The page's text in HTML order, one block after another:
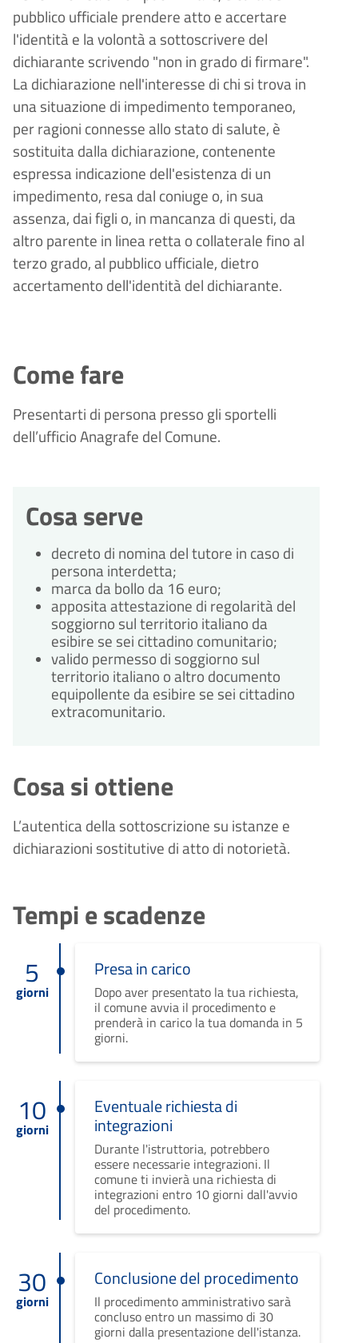
pubblico ufficiale prendere atto e accertare
l'identità e la volontà a sottoscrivere del
dichiarante scrivendo "non in grado di firmare".
La dichiarazione nell'interesse di chi si trova in
una situazione di impedimento temporaneo,
per ragioni connesse allo stato di salute, è
sostituita dalla dichiarazione, contenente
espressa indicazione dell'esistenza di un
impedimento, resa dal coniuge o, in sua
assenza, dai figli o, in mancanza di questi, da
altro parente in linea retta o collaterale fino al
terzo grado, al pubblico ufficiale, dietro
accertamento dell'identità del dichiarante.
Come fare
Presentarti di persona presso gli sportelli
dell’ufficio Anagrafe del Comune.
Cosa serve
decreto di nomina del tutore in caso di
persona interdetta;
marca da bollo da 16 euro;
apposita attestazione di regolarità del
soggiorno sul territorio italiano da
esibire se sei cittadino comunitario;
valido permesso di soggiorno sul
territorio italiano o altro documento
equipollente da esibire se sei cittadino
extracomunitario.
Cosa si ottiene
L’autentica della sottoscrizione su istanze e
dichiarazioni sostitutive di atto di notorietà.
Tempi e scadenze
5
giorni
Presa in carico
Dopo aver presentato la tua richiesta,
il comune avvia il procedimento e
prenderà in carico la tua domanda in 5
giorni.
10
giorni
Eventuale richiesta di
integrazioni
Durante l'istruttoria, potrebbero
essere necessarie integrazioni. Il
comune ti invierà una richiesta di
integrazioni entro 10 giorni dall'avvio
del procedimento.
30
giorni
Conclusione del procedimento
Il procedimento amministrativo sarà
concluso entro un massimo di 30
giorni dalla presentazione dell'istanza.